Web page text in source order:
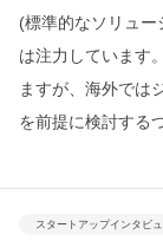
(標準的なソリュ
は注力しています
ますが、海外では
を前提に検討する
スタートアップインタビ